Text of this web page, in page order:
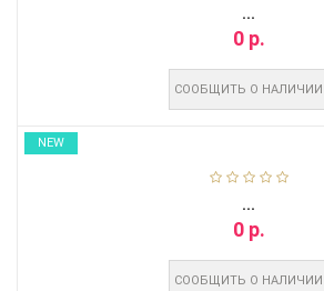
...
0 р.
СООБЩИТЬ О НАЛИЧИИ
NEW
...
0 р.
СООБЩИТЬ О НАЛИЧИИ